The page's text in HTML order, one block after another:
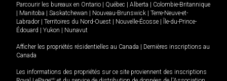
Parcourir les bureaux en Ontario Québec Alberta
Colombie-Britannique
Manitoba Saskatchewan Nouveau-Brunswick
Terre-Neuve-et-
Labrador
Territoires du Nord-Ouest Nouvelle-Écosse
Île-du-Prince-
Édouard
Yukon Nunavut
Afficher les propriétés résidentielles au Canada
Dernières inscriptions au
Canada
Les informations des propriétés sur ce site proviennent des inscriptions
MD